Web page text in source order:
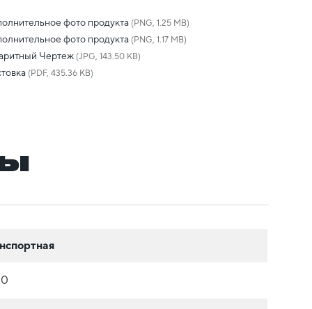
фото продукта (PNG, 1.25 MB)
фото продукта (PNG, 1.17 MB)
Чертеж (JPG, 143.50 KB)
(PDF, 435.36 KB)